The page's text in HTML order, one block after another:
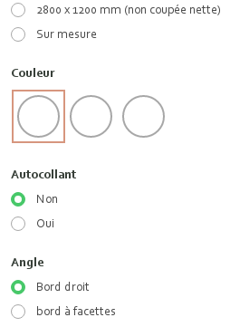
2800 x 1200 mm (non coupée nette)
Sur mesure
Couleur
Autocollant
Non
Oui
Angle
Bord droit
bord à facettes